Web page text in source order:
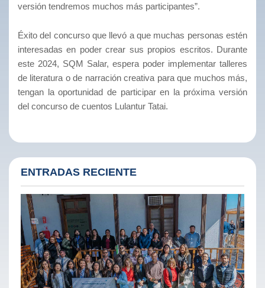
versión tendremos muchos más participantes”.
Éxito del concurso que llevó a que muchas personas estén
interesadas en poder crear sus propios escritos. Durante
este 2024, SQM Salar, espera poder implementar talleres
de literatura o de narración creativa para que muchos más,
tengan la oportunidad de participar en la próxima versión
del concurso de cuentos Lulantur Tatai.
ENTRADAS RECIENTE